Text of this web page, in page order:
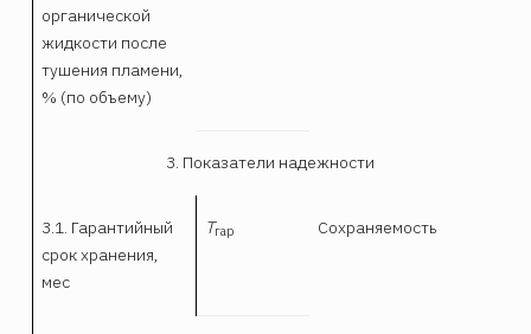
органической
жидкости после
тушения пламени,
% (по объему)
3. Показатели надежности
3.1. Гарантийный
срок хранения,
мес
Тгар Сохраняемость